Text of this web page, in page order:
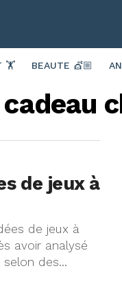
🏋️ BEAUTE 💇🏼
de jeux à
de jeux à
avoir analysé
des...